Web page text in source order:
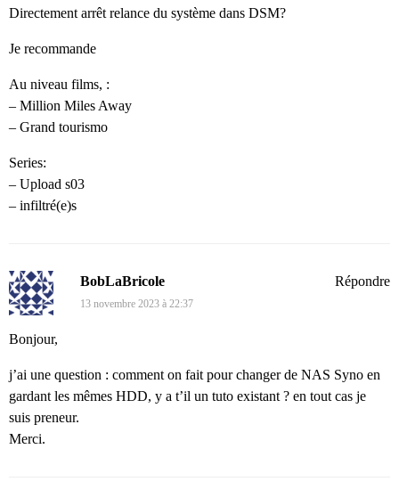
Directement arrêt relance du système dans DSM?
Je recommande
Au niveau films, :
– Million Miles Away
– Grand tourismo
Series:
– Upload s03
– infiltré(e)s
BobLaBricole
13 novembre 2023 à 22:37
Bonjour,
j’ai une question : comment on fait pour changer de NAS Syno en
gardant les mêmes HDD, y a t’il un tuto existant ? en tout cas je
suis preneur.
Merci.
Répondre